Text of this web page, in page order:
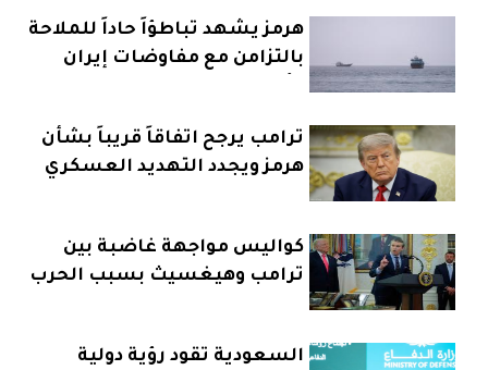
هرمز يشهد تباطؤاً حاداً للملاحة
بالتزامن مع مفاوضات إيران
ترامب يرجح اتفاقاً قريباً بشأن
هرمز ويجدد التهديد العسكري
كواليس مواجهة غاضبة بين
ترامب وهيغسيث بسبب الحرب
السعودية تقود رؤية دولية